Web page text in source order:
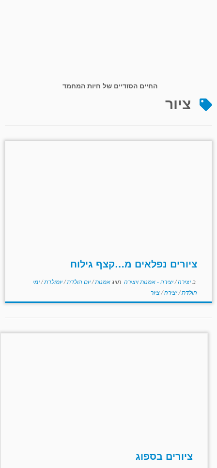
החיים הסודיים של חיות המחמד
ציור
ציורים נפלאים מ…קצף גילוח
ב יצירה/יצירה - אמנות ויצירה תויגאמנות/יום הולדת/יומולדת/ימי
הולדת/יצירה/ציור
ציורים בספוג